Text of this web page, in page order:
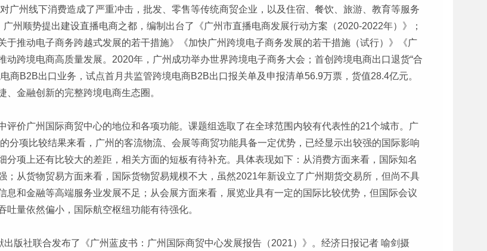
广州线下消费造成了严重冲击，批发、零售等传统商贸企业，以及住宿、餐饮、旅游、教育等服务
州顺势提出建设直播电商之都，编制出台了《广州市直播电商发展行动方案（2020-2022年）》；
推动电子商务跨越式发展的若干措施》《加快广州跨境电子商务发展的若干措施（试行）》《广
跨境电商高质量发展。2020年，广州成功举办世界跨境电子商务大会；首创跨境电商出口退货“合
商B2B出口业务，试点首月共监管跨境电商B2B出口报关单及申报清单56.9万票，货值28.4亿元。
金融创新的完整跨境电商生态圈。
价广州国际商贸中心的地位和各项功能。课题组选取了在全球范围内较有代表性的21个城市。广
分项比较结果来看，广州的客流物流、会展等商贸功能具备一定优势，已经显示出较强的国际影响
项上还有比较大的差距，相关方面的短板有待补充。具体表现如下：从消费方面来看，国际知名
从货物贸易方面来看，国际货物贸易规模不大，虽然2021年新设立了广州期货交易所，但尚不具
和金融等高端服务业发展不足；从会展方面来看，展览业具有一定的国际比较优势，但国际会议
量依然偏小，国际航空枢纽功能有待强化。
版社联合发布了《广州蓝皮书：广州国际商贸中心发展报告（2021）》。经济日报记者 喻剑摄